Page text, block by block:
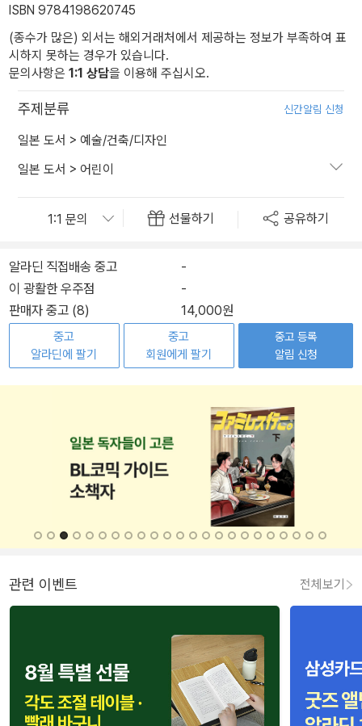
ISBN 9784198620745
(종수가 많은) 외서는 해외거래처에서 제공하는 정보가 부족하여 표
시하지 못하는 경우가 있습니다.
문의사항은 1:1 상담을 이용해 주십시오.
주제분류 신간알림 신청
일본 도서 > 예술/건축/디자인
일본 도서 > 어린이
선물하기 공유하기
알라딘 직접배송 중고
-
이 광활한 우주점
-
판매자 중고 (8)
14,000원
중고
알라딘에 팔기
중고
회원에게 팔기
중고 등록
알림 신청
관련 이벤트 전체보기